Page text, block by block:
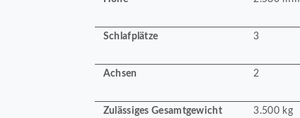
Schlafplätze 3
Achsen 2
Zulässiges Gesamtgewicht 3.500 kg